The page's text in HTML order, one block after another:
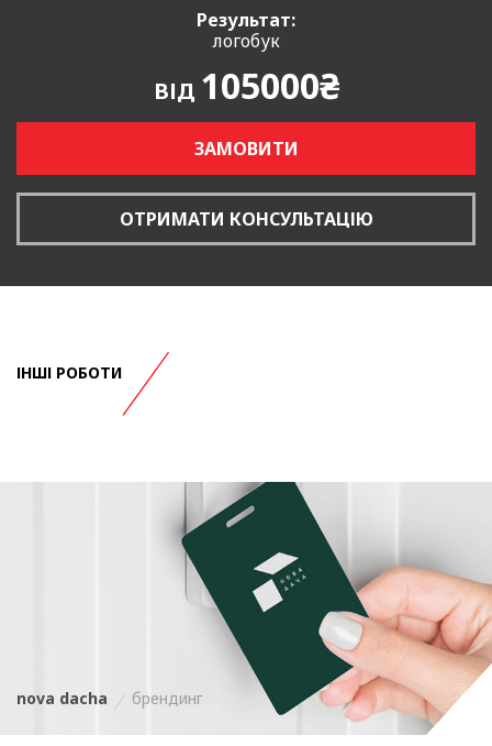
Результат:
логобук
ВІД 105000₴
ЗАМОВИТИ
ОТРИМАТИ КОНСУЛЬТАЦІЮ
ІНШІ РОБОТИ
nova dacha брендинг